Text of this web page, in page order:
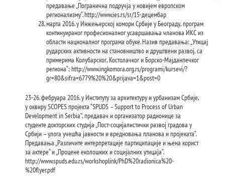
предавање „Погранична подручја у новијем европском
регионализму“. http://www.ies.rs/sr/15-децембар
марта 2016. у Инжењерској комори Србије у Београду, програм
континуираног професионалног усавршавања чланова ИКС из
области националног програма обуке. Назив предавања: „Утицај
рударских активности на становништво и друштвени развој, са
примерима Колубарског, Костолачког и Борско-Мајданпечког
региона“; http://www.ingkomora.org.rs/programi/kursevi/?
gr=80&sifra=6779%20%20&prijava=1&post=0
23-26. фебруара 2016. у Институту за архитектуру и урбанизам Србије,
у оквиру SCOPES пројекта “SPUDS – Support to Process of Urban
Development in Serbia”, предавач и организатор радионице за
студенте докторских студија „Пост-социјалистички развој градова у
Србији – улога учешћа јавности и вредновања планова и пројеката“.
Предавања „Различите интерпретације партиципације и њена корист
за актере“ и „Процене еколошких и социјалних утицаја“.
http://www.spuds.edu.rs/workshoplink/PhD%20radionica%20-
%20flyer.pdf